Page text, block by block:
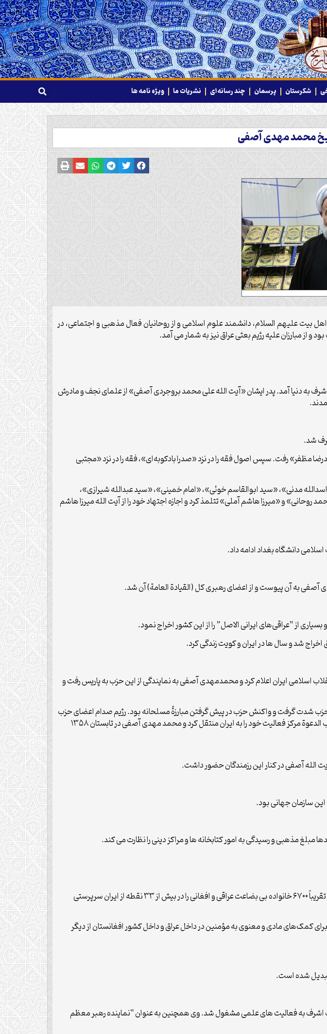
شکرستان پرسمان چند رسانه‌ای نشریات ما ویژه نامه ها
محمد مهدی آصفی
شورای عالی مجمع جهانی اهل بیت علیهم السلام، دانشمند علوم اسلامی و از روحانیان فعال مذهبی و اجتماعی، در
از مبارزان علیه رژیم بعثی عراق نیز به شمار می آمد.
شهر نجف اشرف به دنیا آمد. پدر ایشان «آیت الله علی محمد بروجردی آصفی» از علمای نجف و مادرش
شد.
مظفر» رفت. سپس اصول فقه را در نزد «صدرا بادکوبه‌ای»، فقه را در نزد «مجتبی
مدنی»، «سید ابوالقاسم خوئی»، «امام خمینی»، «سید عبدالله شیرازی»،
و «میرزا هاشم آملى» تتلمذ کرد و اجازه اجتهاد خود را از آیت الله میرزا هاشم
دانشگاه بغداد ادامه داد.
به آن پیوست و از اعضای رهبری کل (القیادة العامة) آن شد.
از “عراقی‌های ایرانی الاصل” را از این کشور اخراج نمود.
کامل خود را از انقلاب اسلامی ایران اعلام کرد و محمدمهدی آصفی به نمایندگی از این حزب به پاریس رفت و
در عراق در ۲۵ تیر ۱۳۵۸ ه.ش/ ۱۶ ژوئیه ۱۹۷۹، روند سرکوب حزب شدت گرفت و واکنش حزب در پیش گرفتن مبارزۀ مسلحانه بود. رژیم صدام اعضای حزب
را دستگیر و صدها تن از آنان را پس از محاکمه‌های فرمایشی اعدام کرد. در چنین اوضاعی، حزب الدعوة مرکز فعالیت خود را به ایران منتقل کرد و محمد مهدی آصفی در تابستان ۱۳۵۸
الله آصفی در کنار این رزمندگان حضور داشت.
سازمان جهانی بود.
مذهبی و رسیدگی به امور کتابخانه ها و مراکز دینی را نظارت می کند.
تأسیس و اداره مؤسسه خیریه امام باقر(ع) یکی از این اقدامات ایشان در این زمینه است که و تقریباً ۶۷۰۰ خانواده بی بضاعت عراقی و افغانی را در بیش از ۳۳ نقطه از ایران سرپرستی
۱۱۰ واحد مسکونی) برای ایتام در قم و ۲۲۰ واحد مسکونی برای کمک‌های مادی و معنوی به مؤمنین در داخل عراق و داخل کشور افغانستان از دیگر
شده است.
به فعالیت های علمی مشغول شد. وی همچنین به عنوان “نماینده رهبر معظم